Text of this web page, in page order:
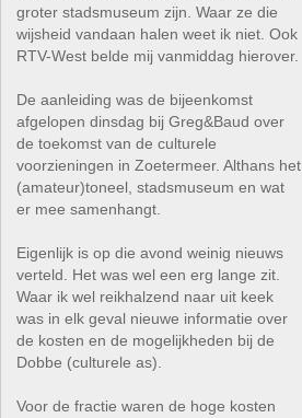
groter stadsmuseum zijn. Waar ze die
wijsheid vandaan halen weet ik niet. Ook
RTV-West belde mij vanmiddag hierover.
De aanleiding was de bijeenkomst
afgelopen dinsdag bij Greg&Baud over
de toekomst van de culturele
voorzieningen in Zoetermeer. Althans het
(amateur)toneel, stadsmuseum en wat
er mee samenhangt.
Eigenlijk is op die avond weinig nieuws
verteld. Het was wel een erg lange zit.
Waar ik wel reikhalzend naar uit keek
was in elk geval nieuwe informatie over
de kosten en de mogelijkheden bij de
Dobbe (culturele as).
Voor de fractie waren de hoge kosten